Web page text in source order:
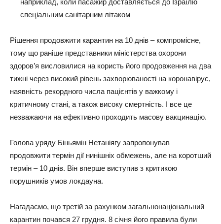
наприклад, коли пасажир доставляється до Ізраїлю
спеціальним санітарним літаком
Рішення продовжити карантин на 10 днів – компромісне,
тому що раніше представники міністерства охорони
здоров’я висловилися на користь його продовження на два
тижні через високий рівень захворюваності на коронавірус,
наявність рекордного числа пацієнтів у важкому і
критичному стані, а також високу смертність. І все це
незважаючи на ефективно проходить масову вакцинацію.
Голова уряду Біньямін Нетаніягу запропонував
продовжити термін дії нинішніх обмежень, але на коротший
термін – 10 днів. Він вперше виступив з критикою
порушників умов локдауна.
Нагадаємо, що третій за рахунком загальнонаціональний
карантин почався 27 грудня. 8 січня його правила були